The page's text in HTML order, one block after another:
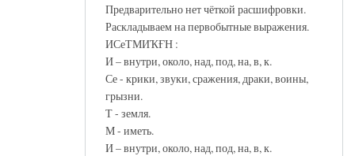
Предварительно нет чёткой расшифровки.
Раскладываем на первобытные выражения.
ИСеТМИҠҒН :
И – внутри, около, над, под, на, в, к.
Се - крики, звуки, сражения, драки, воины,
грызни.
Т - земля.
М - иметь.
И – внутри, около, над, под, на, в, к.